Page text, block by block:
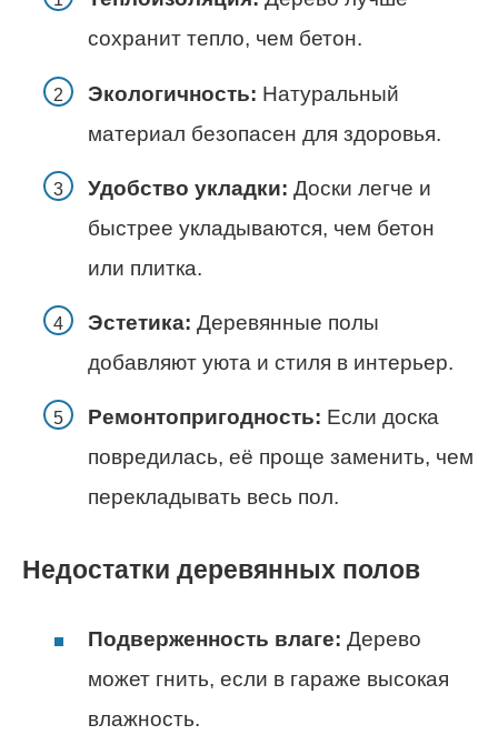
сохранит тепло, чем бетон.
Экологичность: Натуральный
материал безопасен для здоровья.
Удобство укладки: Доски легче и
быстрее укладываются, чем бетон
или плитка.
Эстетика: Деревянные полы
добавляют уюта и стиля в интерьер.
Ремонтопригодность: Если доска
повредилась, её проще заменить, чем
перекладывать весь пол.
Недостатки деревянных полов
Подверженность влаге: Дерево
может гнить, если в гараже высокая
влажность.